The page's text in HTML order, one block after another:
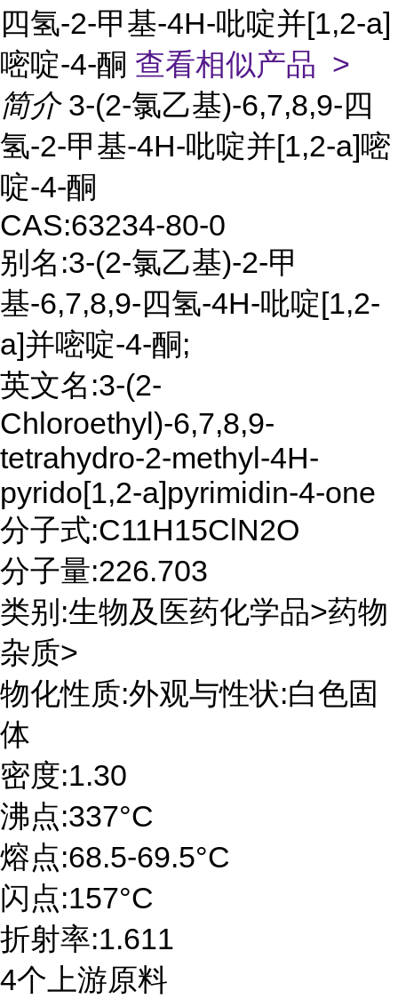
四氢-2-甲基-4H-吡啶并[1,2-a]
嘧啶-4-酮 查看相似产品 >
简介 3-(2-氯乙基)-6,7,8,9-四
氢-2-甲基-4H-吡啶并[1,2-a]嘧
啶-4-酮
CAS:63234-80-0
别名:3-(2-氯乙基)-2-甲
基-6,7,8,9-四氢-4H-吡啶[1,2-
a]并嘧啶-4-酮;
英文名:3-(2-
Chloroethyl)-6,7,8,9-
tetrahydro-2-methyl-4H-
pyrido[1,2-a]pyrimidin-4-one
分子式:C11H15ClN2O
分子量:226.703
类别:生物及医药化学品>药物
杂质>
物化性质:外观与性状:白色固
体
密度:1.30
沸点:337°C
熔点:68.5-69.5°C
闪点:157°C
折射率:1.611
4个上游原料